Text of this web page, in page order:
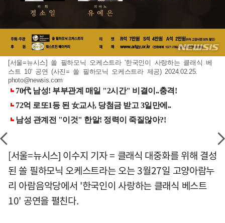
[서울=뉴시스] 쏠 필하모닉 오케스트라 '한국인이 사랑하는 클래식 베
스트 10' 공연 (사진= 쏠 필하모닉 오케스트라 제공) 2024.02.25.
photo@newsis.com
[서울=뉴시스] 이수지 기자 = 클래식 대중화를 위해 결성
된 쏠 필하모닉 오케스트라는 오는 3월27일 고양아람누
리 아람음악당에서 '한국인이 사랑하는 클래식 베스트
10' 공연을 펼친다.